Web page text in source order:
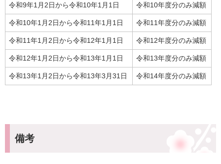
令和9年1月2日から令和10年1月1日 令和10年度分のみ減額
令和10年1月2日から令和11年1月1日 令和11年度分のみ減額
令和11年1月2日から令和12年1月1日 令和12年度分のみ減額
令和12年1月2日から令和13年1月1日 令和13年度分のみ減額
令和13年1月2日から令和13年3月31日 令和14年度分のみ減額
備考